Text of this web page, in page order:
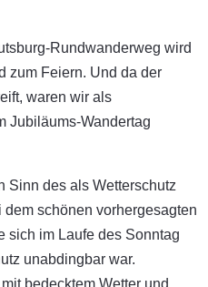
Rundwanderweg wird
zum Feiern. Und da der
waren wir als
Jubiläums-Wandertag
Sinn des als Wetterschutz
schönen vorhergesagten
sich im Laufe des Sonntag
unabdingbar war.